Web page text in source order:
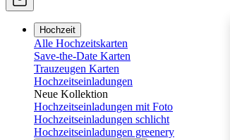
Hochzeit
Alle Hochzeitskarten
Save-the-Date Karten
Trauzeugen Karten
Hochzeitseinladungen
Neue Kollektion
Hochzeitseinladungen mit Foto
Hochzeitseinladungen schlicht
Hochzeitseinladungen greenery